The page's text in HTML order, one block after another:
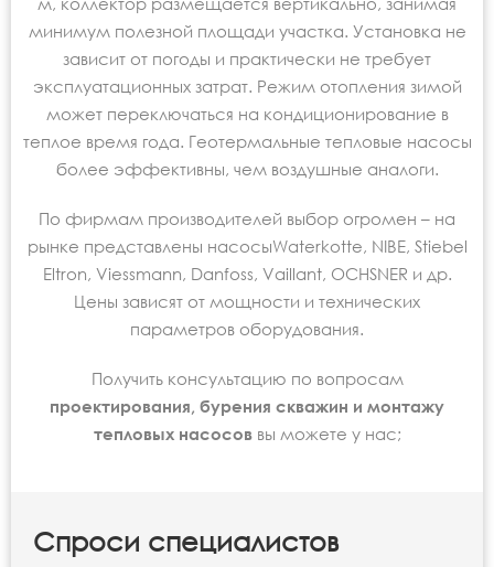
минимум полезной площади участка. Установка не
зависит от погоды и практически не требует
эксплуатационных затрат. Режим отопления зимой
может переключаться на кондиционирование в
теплое время года. Геотермальные тепловые насосы
более эффективны, чем воздушные аналоги.
По фирмам производителей выбор огромен – на
рынке представлены насосыWaterkotte, NIBE, Stiebel
Eltron, Viessmann, Danfoss, Vaillant, OCHSNER и др.
Цены зависят от мощности и технических
параметров оборудования.
Получить консультацию по вопросам
проектирования, бурения скважин и монтажу
тепловых насосоввы можете у нас;
Спроси специалистов